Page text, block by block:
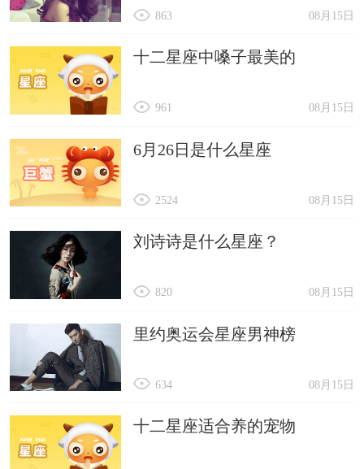
08月15日
863
十二星座中嗓子最美的
08月15日
961
6月26日是什么星座
08月15日
2524
刘诗诗是什么星座？
08月15日
820
里约奥运会星座男神榜
08月15日
634
十二星座适合养的宠物